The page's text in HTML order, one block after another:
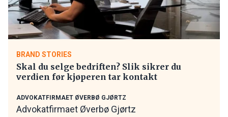
BRAND STORIES
Skal du selge bedriften? Slik sikrer du
verdien før kjøperen tar kontakt
ADVOKATFIRMAET ØVERBØ GJØRTZ
Advokatfirmaet Øverbø Gjørtz